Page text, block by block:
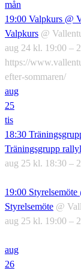
mån
19:00 Valpkurs @
Valpkurs @
aug 24 kl. 19:00 –
https://
efter-sommaren/
aug
25
tis
18:30
Träningsgrupp
aug 25 kl. 18:30 –
19:00 Styrelsemöte
Styrelsemöte @
aug 25 kl. 19:00 –
aug
26